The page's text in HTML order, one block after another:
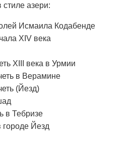
азери:
Исмаила Кодабенде
XIV века
XIII века в Урмии
в Верамине
(Йезд)
в Тебризе
Йезд